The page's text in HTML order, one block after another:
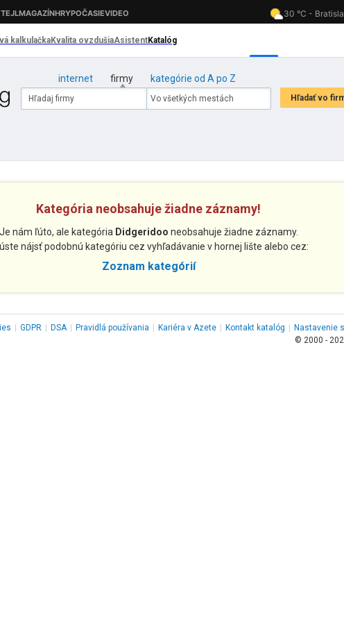
internet firmy kategórie od A po Z
Kategória neobsahuje žiadne záznamy!
nám ľúto, ale kategória Didgeridoo neobsahuje žiadne záznamy.
nájsť podobnú kategóriu cez vyhľadávanie v hornej lište alebo cez:
Zoznam kategórií
GDPR DSA Pravidlá používania Kariéra v Azete Kontakt katalóg
Nastavenie
© 2000 -